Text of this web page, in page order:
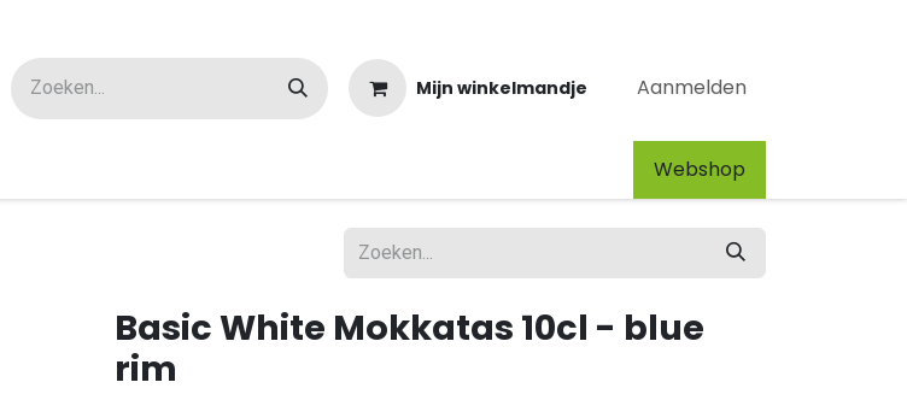
Mijn winkelmandje Aanmelden
Webshop​
Basic White Mokkatas 10cl - blue
rim